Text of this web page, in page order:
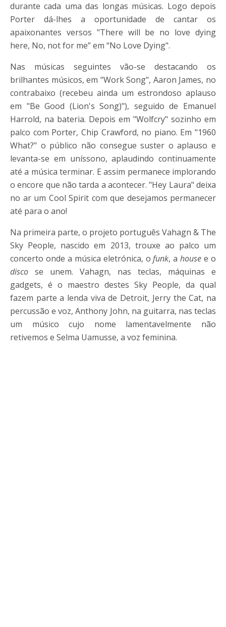
durante cada uma das longas músicas. Logo depois
Porter dá-lhes a oportunidade de cantar os
apaixonantes versos "There will be no love dying
here, No, not for me” em “No Love Dying".
Nas músicas seguintes vão-se destacando os
brilhantes músicos, em "Work Song", Aaron James, no
contrabaixo (recebeu ainda um estrondoso aplauso
em "Be Good (Lion's Song)"), seguido de Emanuel
Harrold, na bateria. Depois em "Wolfcry" sozinho em
palco com Porter, Chip Crawford, no piano. Em "1960
What?" o público não consegue suster o aplauso e
levanta-se em uníssono, aplaudindo continuamente
até a música terminar. E assim permanece implorando
o encore que não tarda a acontecer. "Hey Laura" deixa
no ar um Cool Spirit com que desejamos permanecer
até para o ano!
Na primeira parte, o projeto português Vahagn & The
Sky People, nascido em 2013, trouxe ao palco um
concerto onde a música eletrónica, ofunk, ahouse e o
disco se unem. Vahagn, nas teclas, máquinas e
gadgets, é o maestro destes Sky People, da qual
fazem parte a lenda viva de Detroit, Jerry the Cat, na
percussão e voz, Anthony John, na guitarra, nas teclas
um músico cujo nome lamentavelmente não
retivemos e Selma Uamusse, a voz feminina.